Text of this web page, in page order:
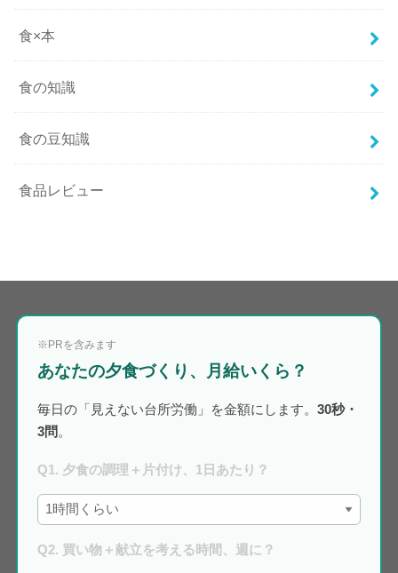
食×本
食の知識
食の豆知識
食品レビュー
※PRを含みます
あなたの夕食づくり、月給いくら？
毎日の「見えない台所労働」を金額にします。30秒・
3問 。
Q1. 夕食の調理＋片付け、1日あたり？
Q2. 買い物＋献立を考える時間、週に？